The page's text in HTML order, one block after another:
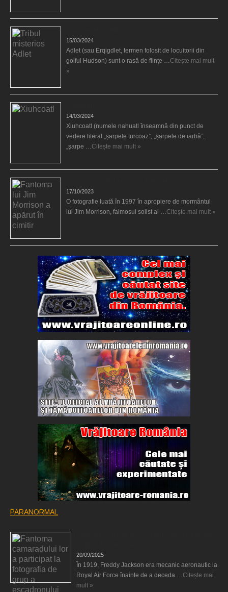
15/03/2024
Adlet (sau Erqigdlet, termen folosit de locuitorii din
golful Hudson) sunt o rasă de fiinţe …Citește mai mult
»
14/03/2024
Xiuhcoatl (numele nahuatl înseamnă din punct de
vedere literal „șarpele turcoaz”, „șarpele de iarbă”,
„şarpe …Citește mai mult »
17/10/2023
O fotografie luată în 1997 în apropiere de mormântul
lui Jim Morrison, faimosul solist al …Citește mai mult »
PARANORMAL
20/09/2025
În 1919, Freddy Jackson era mecanic aeronautic la
Royal Air Force înainte de a deceda …Citește mai
mult »